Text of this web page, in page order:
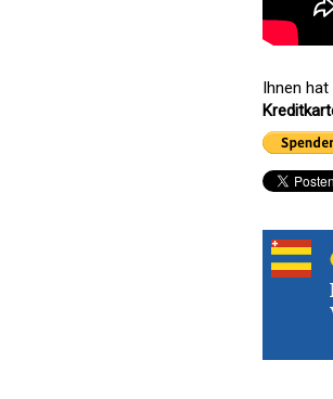
Ihnen